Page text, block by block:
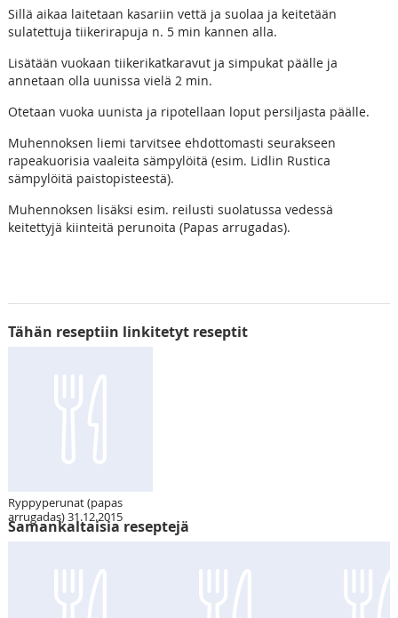
Sillä aikaa laitetaan kasariin vettä ja suolaa ja keitetään
sulatettuja tiikerirapuja n. 5 min kannen alla.
Lisätään vuokaan tiikerikatkaravut ja simpukat päälle ja
annetaan olla uunissa vielä 2 min.
Otetaan vuoka uunista ja ripotellaan loput persiljasta päälle.
Muhennoksen liemi tarvitsee ehdottomasti seurakseen
rapeakuorisia vaaleita sämpylöitä (esim. Lidlin Rustica
sämpylöitä paistopisteestä).
Muhennoksen lisäksi esim. reilusti suolatussa vedessä
keitettyjä kiinteitä perunoita (Papas arrugadas).
Tähän reseptiin linkitetyt reseptit
Ryppyperunat (papas
arrugadas) 31.12.2015
Samankaltaisia reseptejä